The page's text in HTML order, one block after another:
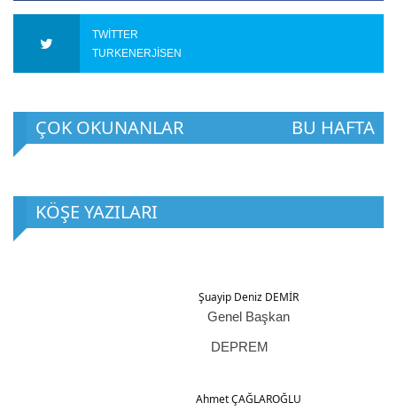
TWITTER
TURKENERJISEN
ÇOK OKUNANLAR BU HAFTA
KÖŞE YAZILARI
Şuayip Deniz DEMİR
Genel Başkan
DEPREM
Ahmet ÇAĞLAROĞLU